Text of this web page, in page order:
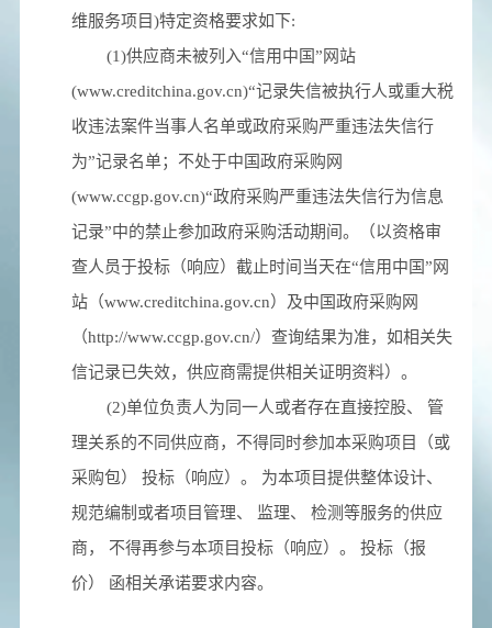
维服务项目)特定资格要求如下:
(1)供应商未被列入“信用中国”网站
(www.creditchina.gov.cn)“记录失信被执行人或重大税
收违法案件当事人名单或政府采购严重违法失信行
为”记录名单；不处于中国政府采购网
(www.ccgp.gov.cn)“政府采购严重违法失信行为信息
记录”中的禁止参加政府采购活动期间。（以资格审
查人员于投标（响应）截止时间当天在“信用中国”网
站（www.creditchina.gov.cn）及中国政府采购网
（http://www.ccgp.gov.cn/）查询结果为准，如相关失
信记录已失效，供应商需提供相关证明资料）。
(2)单位负责人为同一人或者存在直接控股、 管
理关系的不同供应商，不得同时参加本采购项目（或
采购包） 投标（响应）。 为本项目提供整体设计、
规范编制或者项目管理、 监理、 检测等服务的供应
商， 不得再参与本项目投标（响应）。 投标（报
价） 函相关承诺要求内容。